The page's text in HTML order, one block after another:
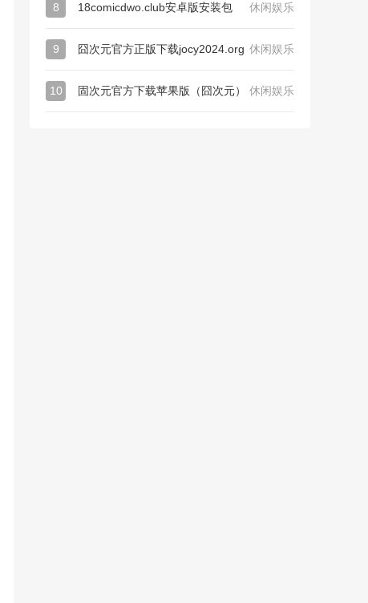
8 18comicdwo.club安卓版安装包 休闲娱乐
9 囧次元官方正版下载jocy2024.org 休闲娱乐
10 固次元官方下载苹果版（囧次元） 休闲娱乐